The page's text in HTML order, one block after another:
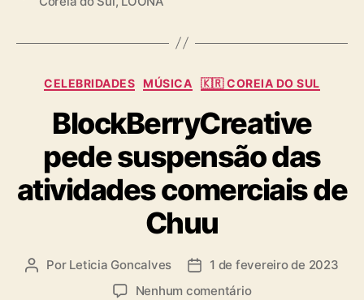
s
C
t
e
g
o
r
i
a
CELEBRIDADES MÚSICA 🇰🇷 COREIA DO SUL
BlockBerryCreative
pede suspensão das
atividades comerciais de
Chuu
A Por Leticia Goncalves
D 1 de fevereiro de 2023
Nenhum comentárioe